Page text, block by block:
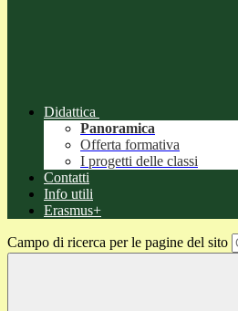
Didattica
Panoramica
Offerta formativa
I progetti delle classi
Contatti
Info utili
Erasmus+
Campo di ricerca per le pagine del sito